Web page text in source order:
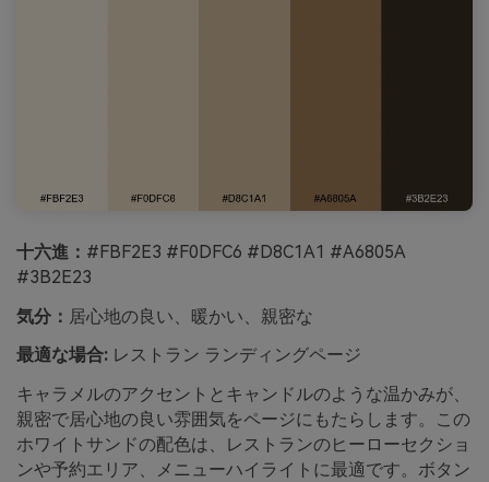
十六進： #FBF2E3 #F0DFC6 #D8C1A1 #A6805A
#3B2E23
気分： 居心地の良い、暖かい、親密な
最適な場合: レストラン ランディングページ
キャラメルのアクセントとキャンドルのような温かみが、
親密で居心地の良い雰囲気をページにもたらします。この
ホワイトサンドの配色は、レストランのヒーローセクショ
ンや予約エリア、メニューハイライトに最適です。ボタン